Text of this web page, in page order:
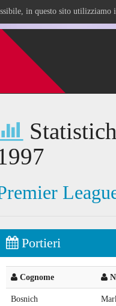
in questo sito utilizziamo
Portieri
Cognome
Bosnich